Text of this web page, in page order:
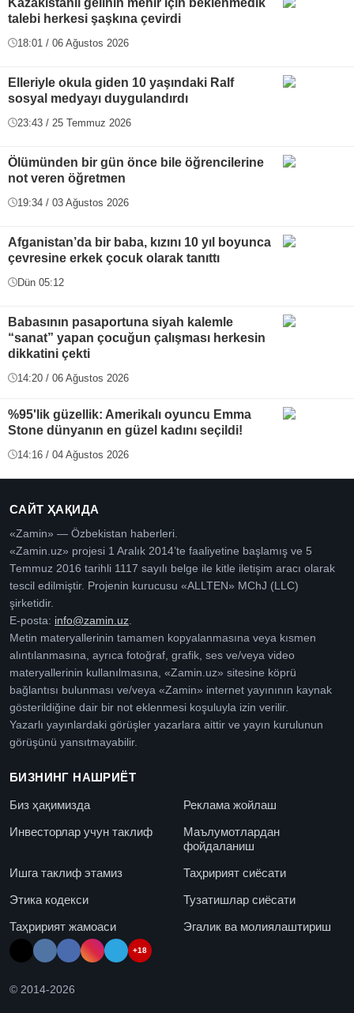
talebi herkesi şaşkına çevirdi
18:01 / 06 Ağustos 2026
Elleriyle okula giden 10 yaşındaki Ralf
sosyal medyayı duygulandırdı
23:43 / 25 Temmuz 2026
Ölümünden bir gün önce bile öğrencilerine
not veren öğretmen
19:34 / 03 Ağustos 2026
Afganistan’da bir baba, kızını 10 yıl boyunca
çevresine erkek çocuk olarak tanıttı
Dün 05:12
Babasının pasaportuna siyah kalemle
“sanat” yapan çocuğun çalışması herkesin
dikkatini çekti
14:20 / 06 Ağustos 2026
%95'lik güzellik: Amerikalı oyuncu Emma
Stone dünyanın en güzel kadını seçildi!
14:16 / 04 Ağustos 2026
САЙТ ҲАҚИДА
«Zamin» — Özbekistan haberleri.
«Zamin.uz» projesi 1 Aralık 2014’te faaliyetine başlamış ve 5
Temmuz 2016 tarihli 1117 sayılı belge ile kitle iletişim aracı olarak
tescil edilmiştir. Projenin kurucusu «ALLTEN» MChJ (LLC)
şirketidir.
E-posta: info@zamin.uz
Metin materyallerinin tamamen kopyalanmasına veya kısmen
alıntılanmasına, ayrıca fotoğraf, grafik, ses ve/veya video
materyallerinin kullanılmasına, «Zamin.uz» sitesine köprü
bağlantısı bulunması ve/veya «Zamin» internet yayınının kaynak
gösterildiğine dair bir not eklenmesi koşuluyla izin verilir.
Yazarlı yayınlardaki görüşler yazarlara aittir ve yayın kurulunun
görüşünü yansıtmayabilir.
БИЗНИНГ НАШРИЁТ
Биз ҳақимизда
Реклама жойлаш
Инвесторлар учун таклиф
Маълумотлардан
фойдаланиш
Ишга таклиф этамиз
Таҳририят сиёсати
Этика кодекси
Тузатишлар сиёсати
Таҳририят жамоаси
Эгалик ва молиялаштириш
+18
© 2014-2026